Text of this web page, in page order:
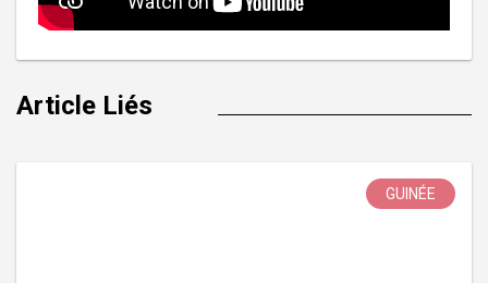
Article Liés
GUINÉE